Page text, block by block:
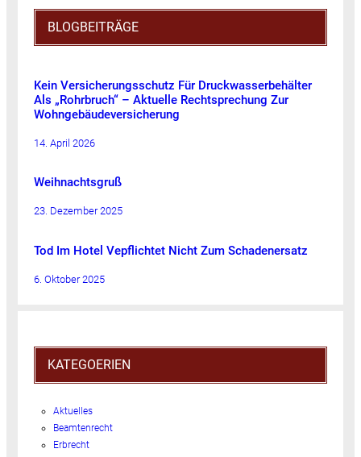
BLOGBEITRÄGE
Kein Versicherungsschutz Für Druckwasserbehälter
Als „Rohrbruch“ – Aktuelle Rechtsprechung Zur
Wohngebäudeversicherung
14. April 2026
Weihnachtsgruß
23. Dezember 2025
Tod Im Hotel Vepflichtet Nicht Zum Schadenersatz
6. Oktober 2025
KATEGOERIEN
Aktuelles
Beamtenrecht
Erbrecht